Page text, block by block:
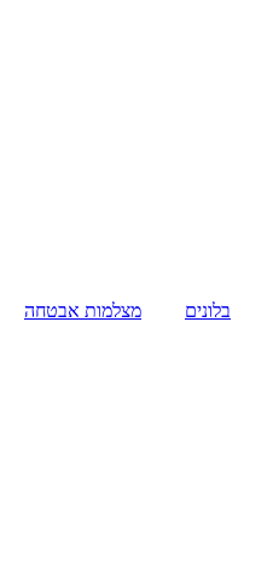
בלונים מצלמות אבטחה